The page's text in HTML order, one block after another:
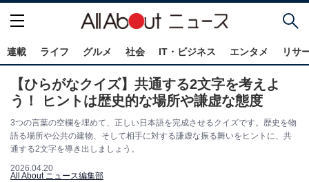
連載 ライフ グルメ 社会 IT・ビジネス エンタメ リサ
【ひらがなクイズ】共通する2文字を考えよ
う！ ヒントは歴史的な場所や謙虚な態度
3つの言葉の空欄を埋めて、正しい日本語を完成させるクイズです。歴史を物
語る場所や公共の建物、そして相手に対する謙虚な振る舞いをヒントに、共
通する2文字を導き出しましょう。
2026.04.20
All About ニュース編集部